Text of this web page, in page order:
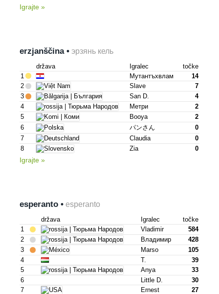
Igrajte »
erzjanščina • эрзянь кель
država Igralec
točke
1
Мутантъхвлам
14
2
Slave
7
3
San D.
4
4
Метри
2
5
Booya
2
6
パンさん
0
7
Claudia
0
8
Zia 0
Igrajte »
esperanto • esperanto
država Igralec
točke
1
Vladimir
584
2
Владимир
428
3
Marso
105
4
T.
39
5
Anya
33
6
Little D.
30
7
Ernest
27